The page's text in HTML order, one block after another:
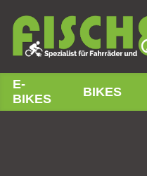
E-
BIKES
BIKES